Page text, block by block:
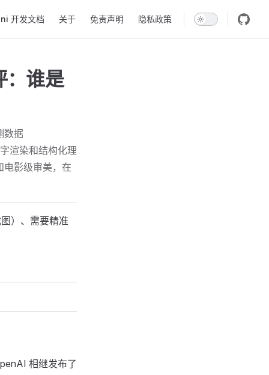
开发文档 关于 免责声明 隐私政策
：谁是
数据
渲染和结构化理
电影级审美，在
）、需要精准
相继发布了